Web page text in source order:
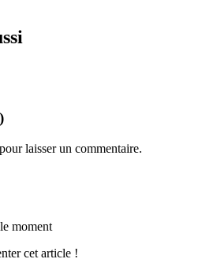
)
laisser un commentaire.
moment
cet article !